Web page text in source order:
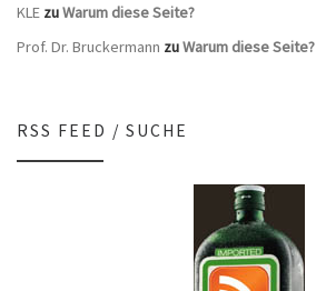
KLE zuWarum diese Seite?
Prof. Dr. Bruckermann zuWarum diese Seite?
RSS FEED / SUCHE